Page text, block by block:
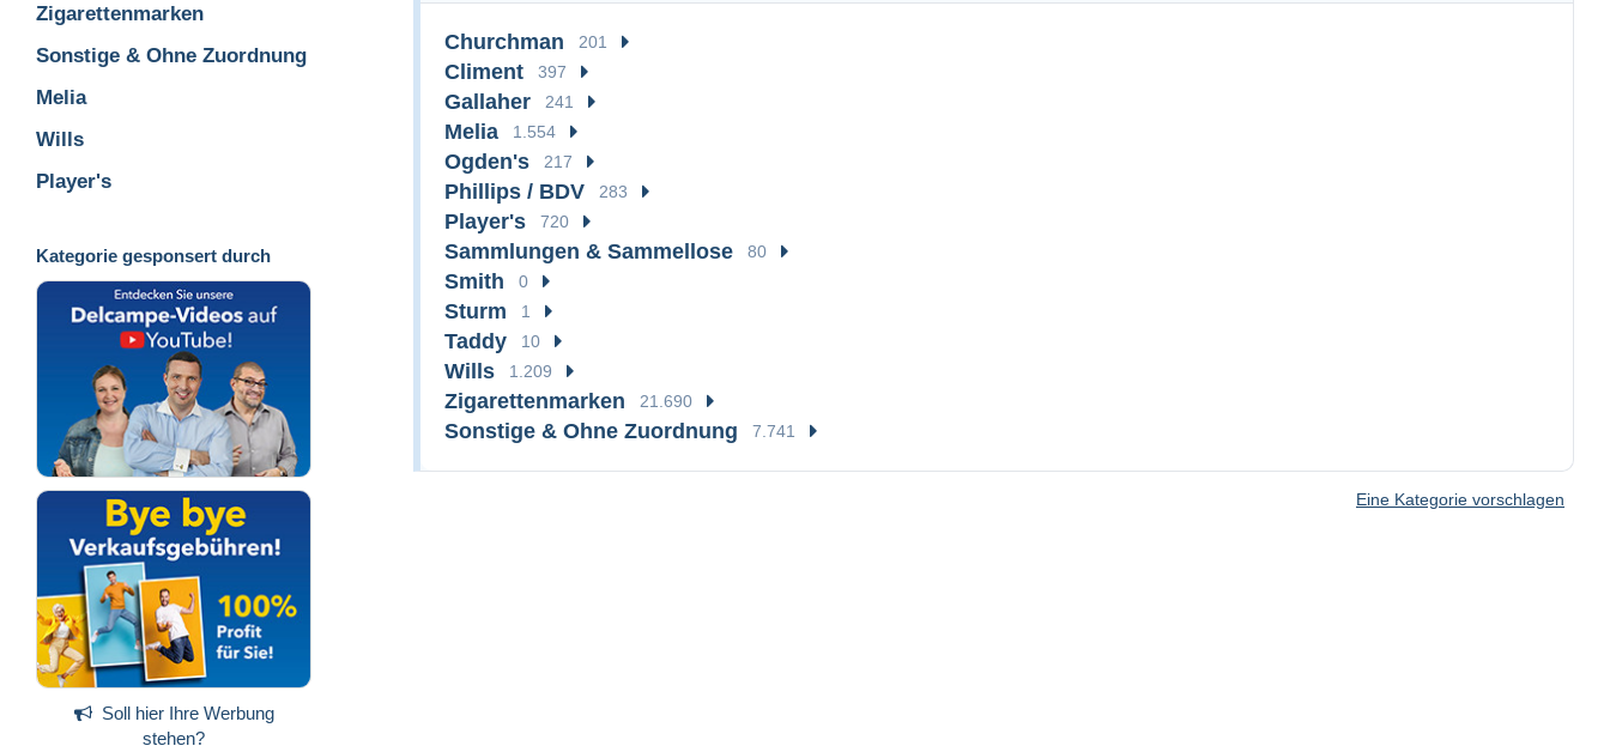
Zigarettenmarken
Sonstige & Ohne Zuordnung
Melia
Wills
Player's
Kategorie gesponsert durch
Soll hier Ihre Werbung
stehen?
Churchman 201
Climent 397
Gallaher 241
Melia 1.554
Ogden's 217
Phillips / BDV 283
Player's 720
Sammlungen & Sammellose 80
Smith 0
Sturm 1
Taddy 10
Wills 1.209
Zigarettenmarken 21.690
Sonstige & Ohne Zuordnung 7.741
Eine Kategorie vorschlagen